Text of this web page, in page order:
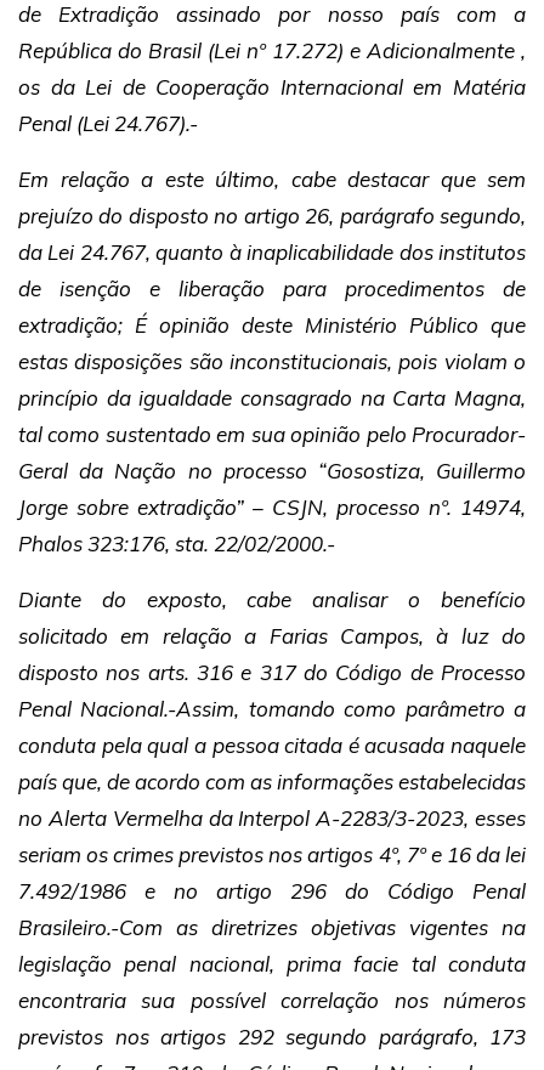
de Extradição assinado por nosso país com a
República do Brasil (Lei nº 17.272) e Adicionalmente ,
os da Lei de Cooperação Internacional em Matéria
Penal (Lei 24.767).-
Em relação a este último, cabe destacar que sem
prejuízo do disposto no artigo 26, parágrafo segundo,
da Lei 24.767, quanto à inaplicabilidade dos institutos
de isenção e liberação para procedimentos de
extradição; É opinião deste Ministério Público que
estas disposições são inconstitucionais, pois violam o
princípio da igualdade consagrado na Carta Magna,
tal como sustentado em sua opinião pelo Procurador-
Geral da Nação no processo “Gosostiza, Guillermo
Jorge sobre extradição” – CSJN, processo nº. 14974,
Phalos 323:176, sta. 22/02/2000.-
Diante do exposto, cabe analisar o benefício
solicitado em relação a Farias Campos, à luz do
disposto nos arts. 316 e 317 do Código de Processo
Penal Nacional.-Assim, tomando como parâmetro a
conduta pela qual a pessoa citada é acusada naquele
país que, de acordo com as informações estabelecidas
no Alerta Vermelha da Interpol A-2283/3-2023, esses
seriam os crimes previstos nos artigos 4º, 7º e 16 da lei
7.492/1986 e no artigo 296 do Código Penal
Brasileiro.-Com as diretrizes objetivas vigentes na
legislação penal nacional, prima facie tal conduta
encontraria sua possível correlação nos números
previstos nos artigos 292 segundo parágrafo, 173